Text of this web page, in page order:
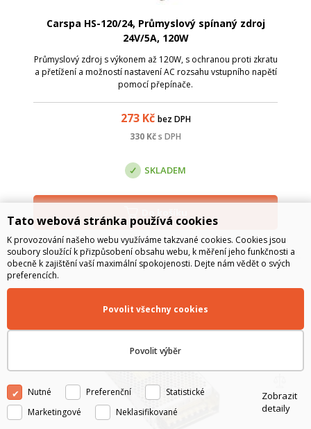
Carspa HS-120/24, Průmyslový spínaný zdroj
24V/5A, 120W
Průmyslový zdroj s výkonem až 120W, s ochranou proti zkratu
a přetížení a možností nastavení AC rozsahu vstupního napětí
pomocí přepínače.
273Kč bez DPH
330 Kčs DPH
SKLADEM
Tato webová stránka používá cookies
K provozování našeho webu využíváme takzvané cookies. Cookies jsou
soubory sloužící k přizpůsobení obsahu webu, k měření jeho funkčnosti a
obecně k zajištění vaší maximální spokojenosti. Dejte nám vědět o svých
preferencích.
Povolit výběr
Povolit všechny cookies
Nutné Preferenční
Statistické
Marketingové
Neklasifikované
Zobrazit
detaily